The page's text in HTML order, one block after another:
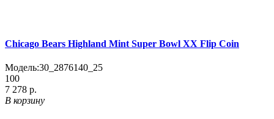
Chicago Bears Highland Mint Super Bowl XX Flip Coin
Модель:30_2876140_25
100
7 278 р.
В корзину